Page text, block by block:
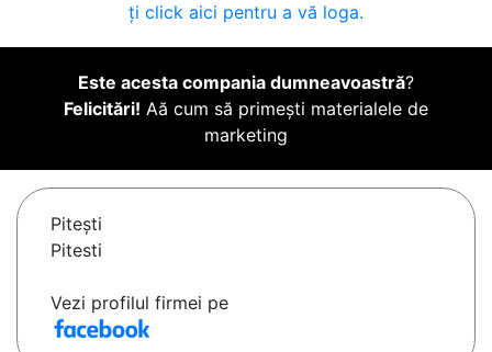
ți click aici pentru a vă loga.
Este acesta compania dumneavoastră?
Felicitări! Aă cum să primești materialele de
marketing
Piteşti
Pitesti
Vezi profilul firmei pe